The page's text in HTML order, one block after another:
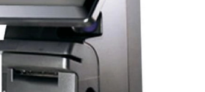
ขั้นตอนการทำงานของ
WMS ตั้งแต่รับสินค้า จัด
เก็บ หยิบ แพ็ก จนถึงจัดส่ง
Barcode, RFID และ
Mobile Computer ช่วยให้
ระบบ WMS แม่นยำขึ้น